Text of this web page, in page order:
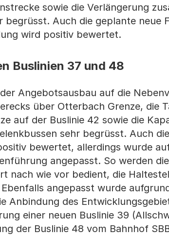
sowie die Verlängerung
begrüsst. Auch die geplante neue
wird positiv bewertet.
Buslinien 37 und 48
Angebotsausbau auf die
über Otterbach Grenze, die
auf der Buslinie 42 sowie die
sehr begrüsst. Auch
bewertet, allerdings wurde
angepasst. So werden
nach wie vor bedient, die
angepasst wurde
Anbindung des
einer neuen Buslinie 39
der Buslinie 48 vom Bahnhof